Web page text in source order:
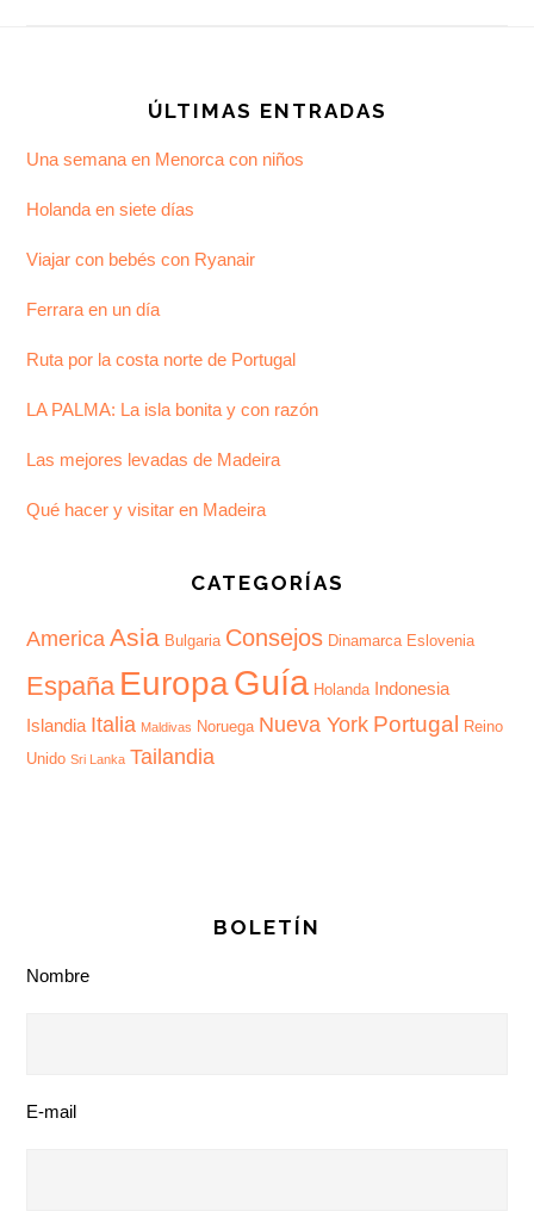
ÚLTIMAS ENTRADAS
Una semana en Menorca con niños
Holanda en siete días
Viajar con bebés con Ryanair
Ferrara en un día
Ruta por la costa norte de Portugal
LA PALMA: La isla bonita y con razón
Las mejores levadas de Madeira
Qué hacer y visitar en Madeira
CATEGORÍAS
America Asia Bulgaria Consejos Dinamarca Eslovenia
España EuropaGuía Holanda Indonesia
Islandia Italia Maldivas Noruega Nueva York Portugal Reino
Unido Sri Lanka Tailandia
BOLETÍN
Nombre
E-mail